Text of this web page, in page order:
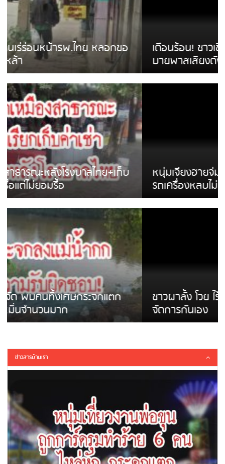
เดือนร้อน! ชาวเชียงรายบ่นรถ Isuzu สีขาวซิ่ง
บายพาสเสียงดังสร้างความรำคาญ
หนุ่มเจียงฮายจ่ม พบถังน้ำดื่มตกกลางถนน
รถเครื่องหลบไม่ทันล้มบาดเจ็บ
ชาวผาลั้ง โวย ไร้หน่วยงานดูแล ดินสไลด์ ต้อง
จัดการกันเอง
ข่าวสารบ้านเรา